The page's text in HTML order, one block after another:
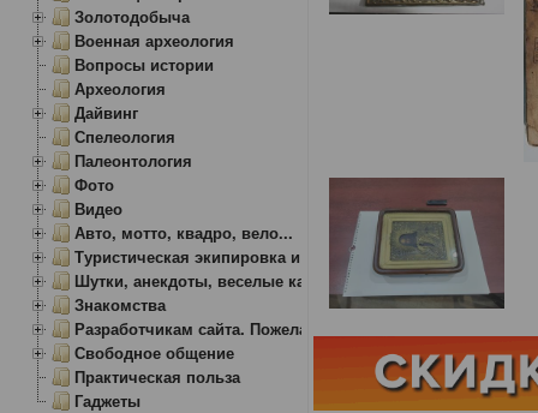
Золотодобыча
Военная археология
Вопросы истории
Археология
Дайвинг
Спелеология
Палеонтология
Фото
Видео
Авто, мотто, квадро, вело...
Туристическая экипировка и снаряжение
Шутки, анекдоты, веселые картинки
Знакомства
Разработчикам сайта. Пожелания, замечания.
Свободное общение
Практическая польза
Гаджеты